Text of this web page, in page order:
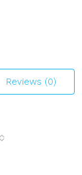
Reviews (0)